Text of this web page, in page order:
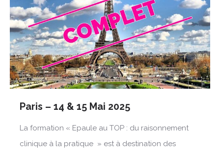
Paris – 14 & 15 Mai 2025
La formation « Epaule au TOP : du raisonnement
clinique à la pratique » est à destination des